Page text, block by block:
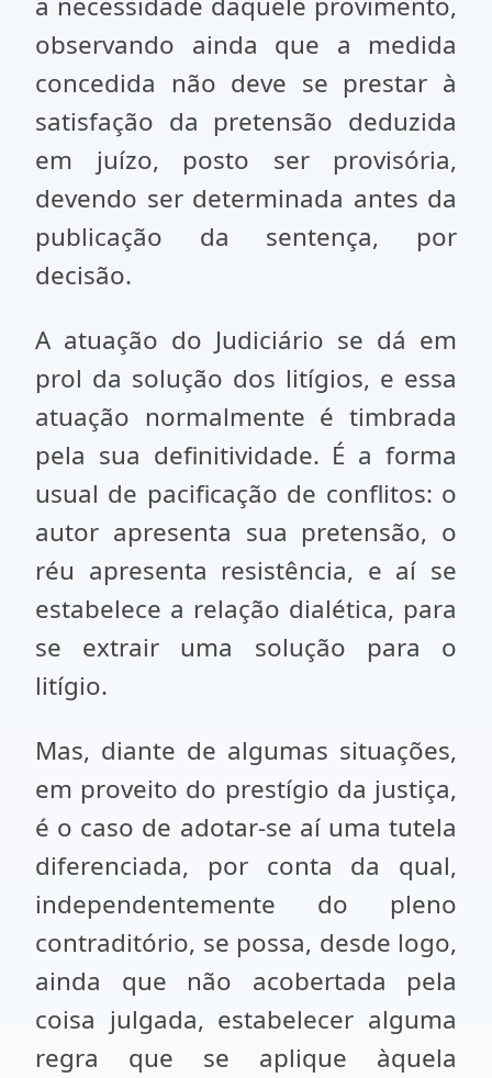
observando ainda que a medida
concedida não deve se prestar à
satisfação da pretensão deduzida
em juízo, posto ser provisória,
devendo ser determinada antes da
publicação da sentença, por
decisão.
A atuação do Judiciário se dá em
prol da solução dos litígios, e essa
atuação normalmente é timbrada
pela sua definitividade. É a forma
usual de pacificação de conflitos: o
autor apresenta sua pretensão, o
réu apresenta resistência, e aí se
estabelece a relação dialética, para
se extrair uma solução para o
litígio.
Mas, diante de algumas situações,
em proveito do prestígio da justiça,
é o caso de adotar-se aí uma tutela
diferenciada, por conta da qual,
independentemente do pleno
contraditório, se possa, desde logo,
ainda que não acobertada pela
coisa julgada, estabelecer alguma
regra que se aplique àquela